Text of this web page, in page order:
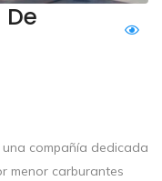
una compañía dedicada
menor carburantes